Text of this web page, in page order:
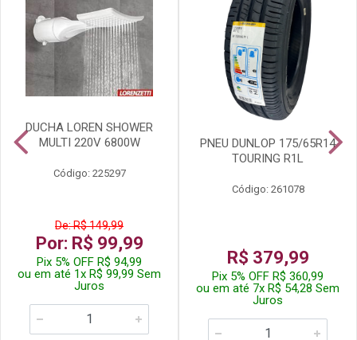
DUCHA LOREN SHOWER
MULTI 220V 6800W
Código: 225297
De: R$ 149,99
Por: R$ 99,99
Pix 5% OFF R$ 94,99
ou em até 1x R$ 99,99 Sem
Juros
PNEU DUNLOP 175/65R14
TOURING R1L
Código: 261078
R$ 379,99
Pix 5% OFF R$ 360,99
ou em até 7x R$ 54,28 Sem
Juros